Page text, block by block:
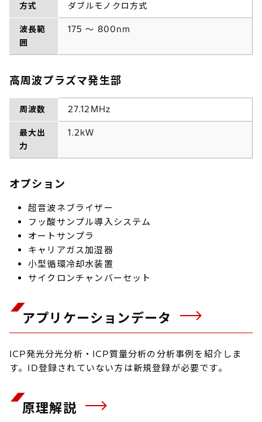
方式 ダブルモノクロ方式
波長範
囲
175 ～ 800nm
高周波プラズマ発生部
周波数 27.12MHz
最大出
力
1.2kW
オプション
超音波ネブライザー
フッ酸サンプル導入システム
オートサンプラ
キャリアガス加湿器
小型循環冷却水装置
サイクロンチャンバーセット
アプリケーションデータ
ICP発光分光分析・ICP質量分析の分析事例を紹介しま
す。ID登録されていない方は新規登録が必要です。
原理解説